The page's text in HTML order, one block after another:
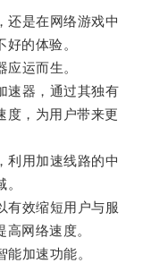
是在网络游戏中
的体验。
运而生。
器，通过其独有
度，为用户带来更
用加速线路的中
效缩短用户与服
网络速度。
加速功能。